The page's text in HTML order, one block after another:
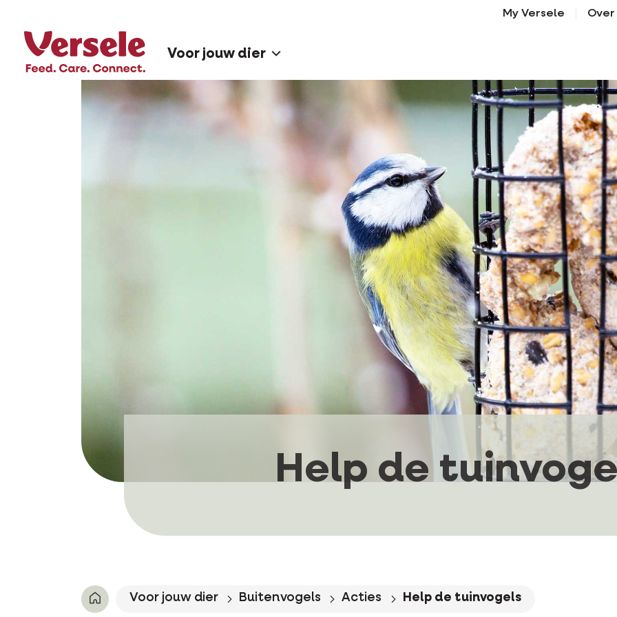
My Versele Over
Voor jouw dier
Help de
Voor jouw dier Buitenvogels Acties Help de tuinvogels